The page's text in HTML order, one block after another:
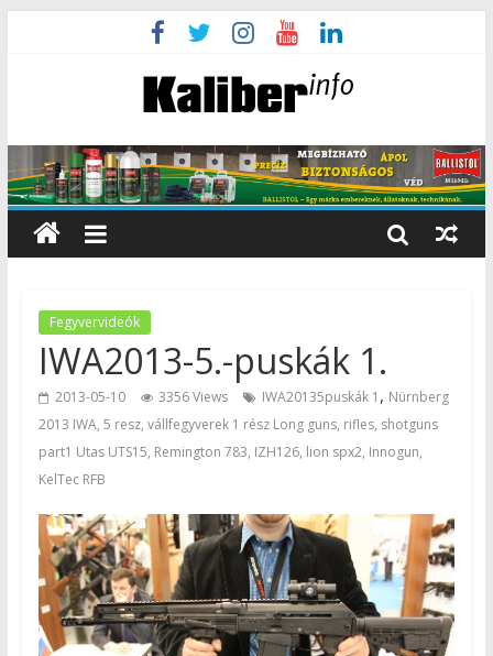
Fegyvervideók
IWA2013-5.-puskák 1.
2013-05-10 3356 Views IWA20135puskák 1 , Nürnberg
2013 IWA, 5 resz, vállfegyverek 1 rész Long guns, rifles, shotguns
part1 Utas UTS15, Remington 783, IZH126, lion spx2, Innogun,
KelTec RFB